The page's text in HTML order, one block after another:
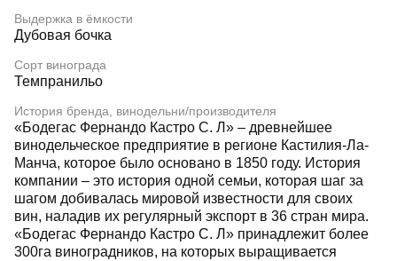
Выдержка в ёмкости
Дубовая бочка
Сорт винограда
Темпранильо
История бренда, винодельни/производителя
«Бодегас Фернандо Кастро С. Л» – древнейшее
винодельческое предприятие в регионе Кастилия-Ла-
Манча, которое было основано в 1850 году. История
компании – это история одной семьи, которая шаг за
шагом добивалась мировой известности для своих
вин, наладив их регулярный экспорт в 36 стран мира.
«Бодегас Фернандо Кастро С. Л» принадлежит более
300га виноградников, на которых выращивается